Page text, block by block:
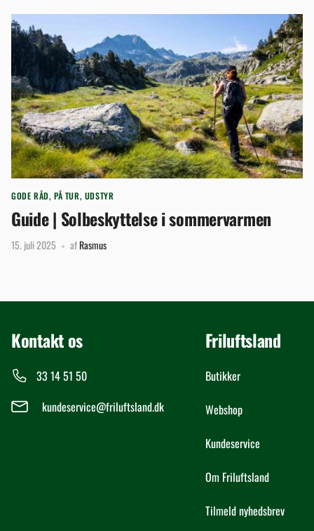
GODE RÅD,PÅ TUR, UDSTYR
Guide | Solbeskyttelse i sommervarmen
15. juli 2025 afRasmus
Kontakt os
33 14 51 50
kundeservice@friluftsland.dk
Friluftsland
Butikker
Webshop
Kundeservice
Om Friluftsland
Tilmeld nyhedsbrev